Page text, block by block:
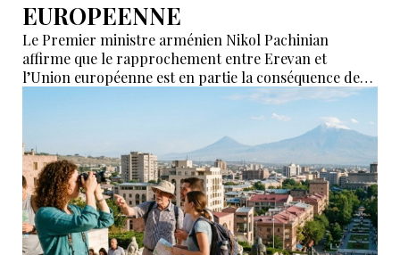
EUROPEENNE
Le Premier ministre arménien Nikol Pachinian
affirme que le rapprochement entre Erevan et
l’Union européenne est en partie la conséquence des
déclarations de certains partenaires de l’Union
économique eurasiatique (UEEA), qui auraient affirmé
que l’Arménie « n’était nécessaire à personne ». Selon
lui, ces propos ont poussé Erevan à rechercher de
nouvelles alternatives économiques et diplomatiques.